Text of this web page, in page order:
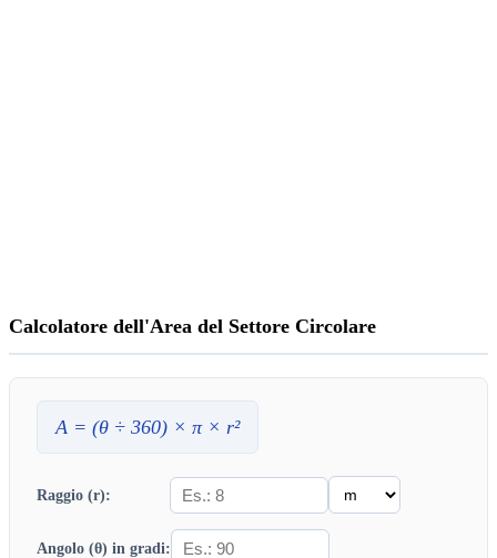
Calcolatore dell'Area del Settore Circolare
A = (θ ÷ 360) × π × r²
Raggio (r):
Angolo (θ) in gradi: